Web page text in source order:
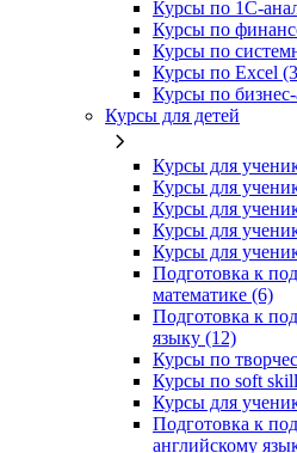
Курсы по
Курсы по
Курсы по
Курсы по Excel
Курсы по
Курсы для детей
Курсы для
Курсы для
Курсы для
Курсы для
Курсы для
Подготовка к
математике (6)
Подготовка к
языку (12)
Курсы по
Курсы по soft
Курсы для
Подготовка к
английскому